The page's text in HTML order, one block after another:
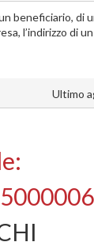
beneficiario, di
l’indirizzo di
Ultimo